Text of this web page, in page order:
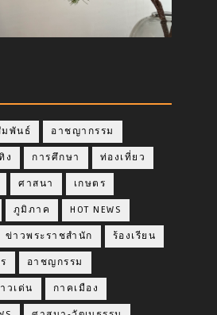
มพันธ์ อาชญากรรม
ง การศึกษา ท่องเที่ยว
ศาสนา เกษตร
ภูมิภาค HOT NEWS
ข่าวพระราชสำนัก ร้องเรียน
อาชญกรรม
วเด่น กาคเมือง